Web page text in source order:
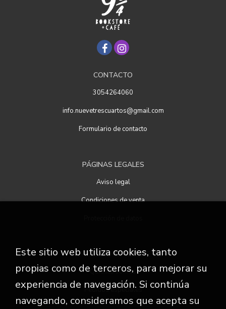
CONTACTO
3054264060
info.nuevetrescuartos@gmail.com
Formulario de contacto
PÁGINAS LEGALES
Aviso legal
Condiciones de venta
ATENCIÓN AL CLIENTE
Quiénes somos
Pedidos especiales
Este sitio web utiliza cookies, tanto
propias como de terceros, para mejorar su
experiencia de navegación. Si continúa
navegando, consideramos que acepta su